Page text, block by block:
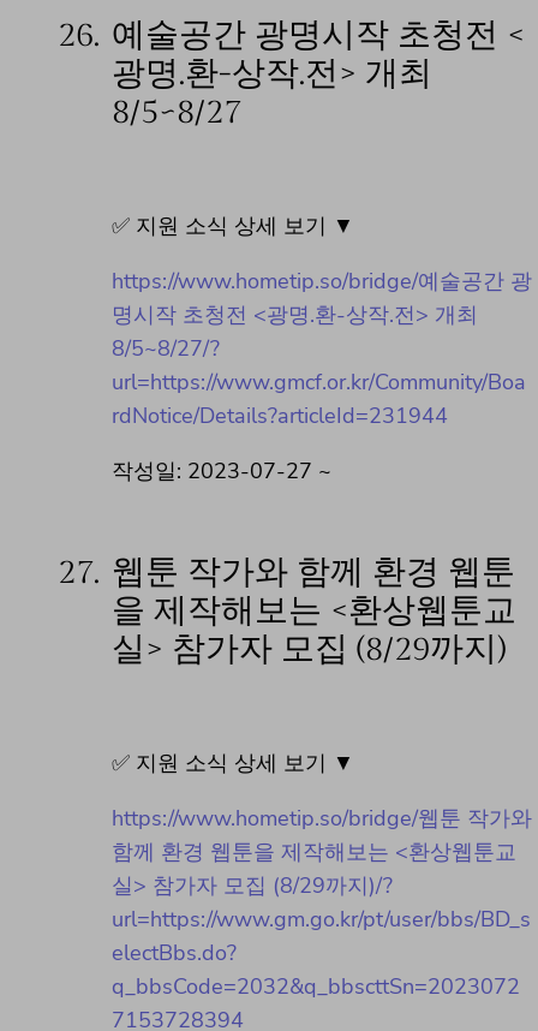
26. 예술공간 광명시작 초청전 <
광명.환-상작.전> 개최
8/5~8/27
✅ 지원 소식 상세 보기 ▼
https://www.hometip.so/bridge/예술공간 광
명시작 초청전 <광명.환-상작.전> 개최
8/5~8/27/?
url=https://www.gmcf.or.kr/Community/Boa
rdNotice/Details?articleId=231944
작성일: 2023-07-27 ~
27. 웹툰 작가와 함께 환경 웹툰
을 제작해보는 <환상웹툰교
실> 참가자 모집 (8/29까지)
✅ 지원 소식 상세 보기 ▼
https://www.hometip.so/bridge/웹툰 작가와
함께 환경 웹툰을 제작해보는 <환상웹툰교
실> 참가자 모집 (8/29까지)/?
url=https://www.gm.go.kr/pt/user/bbs/BD_s
electBbs.do?
q_bbsCode=2032&q_bbscttSn=2023072
7153728394